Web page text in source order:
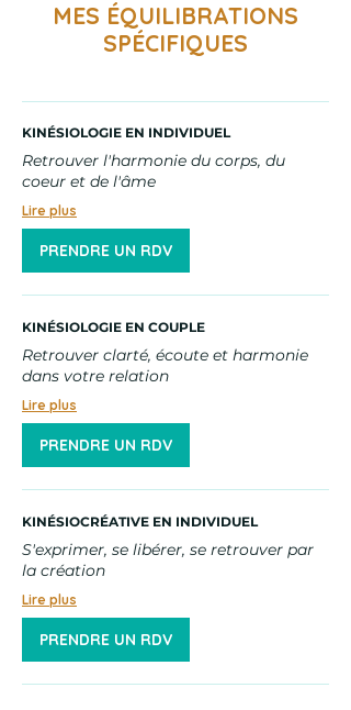
MES ÉQUILIBRATIONS
SPÉCIFIQUES
KINÉSIOLOGIE EN INDIVIDUEL
Retrouver l'harmonie du corps, du
coeur et de l'âme
Lire plus
PRENDRE UN RDV
KINÉSIOLOGIE EN COUPLE
Retrouver clarté, écoute et harmonie
dans votre relation
Lire plus
PRENDRE UN RDV
KINÉSIOCRÉATIVE EN INDIVIDUEL
S'exprimer, se libérer, se retrouver par
la création
Lire plus
PRENDRE UN RDV